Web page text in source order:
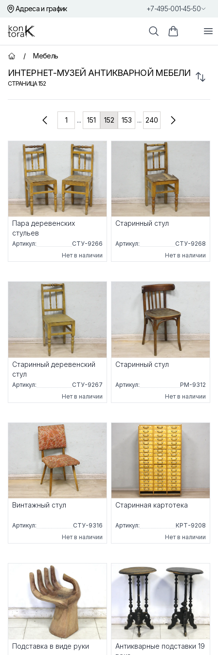
Адреса и график +7-495-001-45-50
Контора К
ПоискКорзина
Главная страница
/ Мебель
ИНТЕРНЕТ-МУЗЕЙ АНТИКВАРНОЙ МЕБЕЛИ
СТРАНИЦА152
1 ... 151 152 153 ... 240
Пара деревенских
стульев
Артикул:
СТУ-9266
Нет в наличии
Старинный стул
Артикул:
СТУ-9268
Нет в наличии
Старинный деревенский
стул
Артикул:
СТУ-9267
Нет в наличии
Старинный стул
Артикул:
РМ-9312
Нет в наличии
Винтажный стул
Артикул:
СТУ-9316
Нет в наличии
Старинная картотека
Артикул:
КРТ-9208
Нет в наличии
Подставка в виде руки
Антикварные подставки 19